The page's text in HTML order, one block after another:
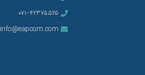
می‌شود و چگونه
برد.۰۷۱−۴۲۳۷۵۵۲۵
info@eapcom.com